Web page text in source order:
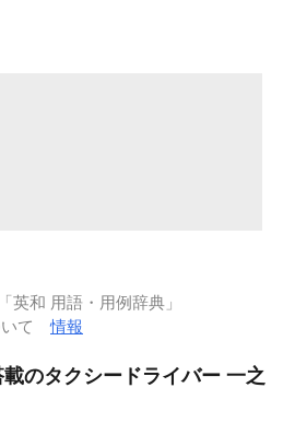
英和 用語・用例辞典」
いて情報
のタクシードライバー 一之